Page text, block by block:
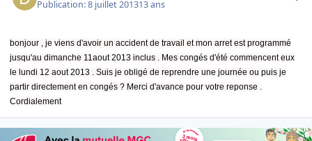
Publication:8 juillet 201313 ans
bonjour , je viens d'avoir un accident de travail et mon arret est programmé
jusqu'au dimanche 11aout 2013 inclus . Mes congés d'été commencent eux
le lundi 12 aout 2013 . Suis je obligé de reprendre une journée ou puis je
partir directement en congés ? Merci d'avance pour votre reponse .
Cordialement